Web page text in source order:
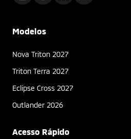
Modelos
Nova Triton 2027
Triton Terra 2027
Eclipse Cross 2027
Outlander 2026
Acesso Rápido